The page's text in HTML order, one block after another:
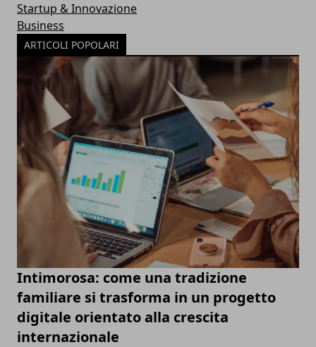
Startup & Innovazione
Business
ARTICOLI POPOLARI
Intimorosa: come una tradizione
familiare si trasforma in un progetto
digitale orientato alla crescita
internazionale